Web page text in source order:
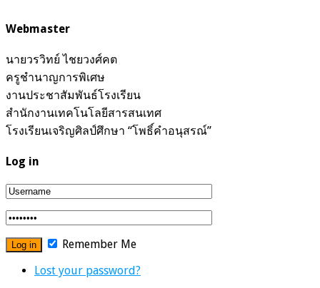
Webmaster
นายวรวิทย์ ไชยวงศ์คต
ครูชำนาญการพิเศษ
งานประชาสัมพันธ์โรงเรียน
สำนักงานเทคโนโลยีสารสนเทศ
โรงเรียนเจริญศิลป์ศึกษา “โพธิ์คำอนุสรณ์”
Log in
Remember Me
Lost your password?